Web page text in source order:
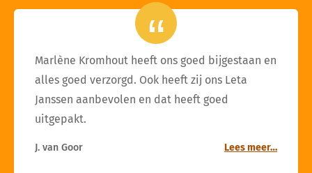
Marlène Kromhout heeft ons goed bijgestaan en
alles goed verzorgd. Ook heeft zij ons Leta
Janssen aanbevolen en dat heeft goed
uitgepakt.
J. van Goor Lees meer…